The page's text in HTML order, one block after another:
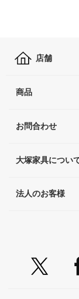
店舗
商品
お問合わせ
大塚家具につい
法人のお客様